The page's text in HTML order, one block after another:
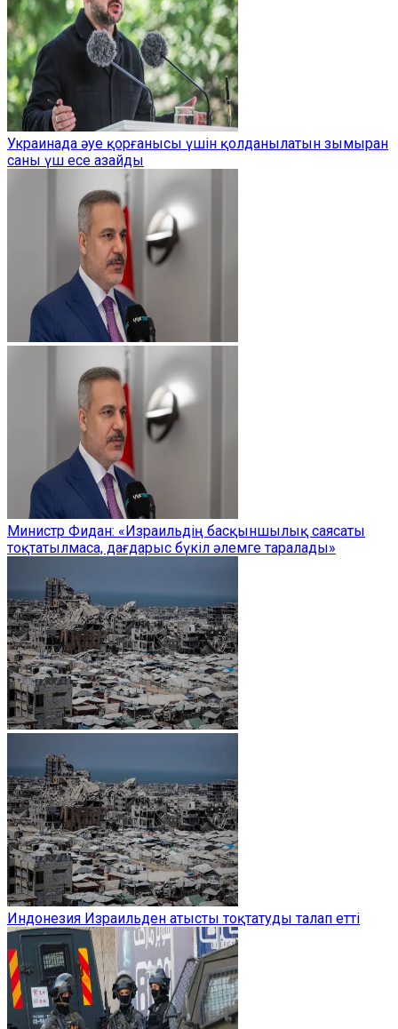
Украинада әуе қорғанысы үшін қолданылатын зымыран
саны үш есе азайды
Министр Фидан: «Израильдің басқыншылық саясаты
тоқтатылмаса, дағдарыс бүкіл әлемге таралады»
Индонезия Израильден атысты тоқтатуды талап етті